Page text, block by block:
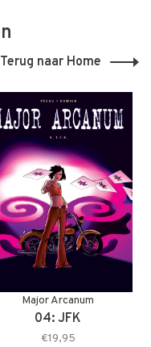
Terug naar Home
Major Arcanum
04: JFK
€19,95